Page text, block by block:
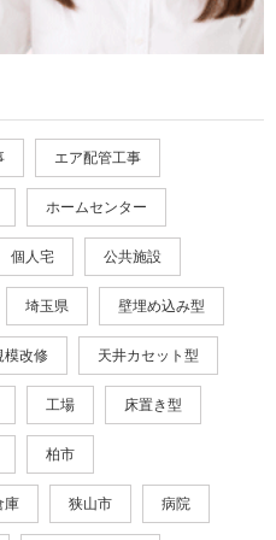
エア配管工事
ホームセンター
個人宅 公共施設
埼玉県 壁埋め込み型
模改修 天井カセット型
工場 床置き型
柏市
庫 狭山市 病院